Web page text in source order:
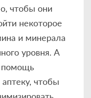
чтобы они
некоторое
и минерала
уровня. А
помощь
чтобы